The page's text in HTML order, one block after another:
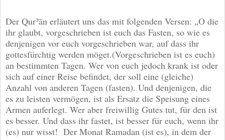
Der Qurʾān erläutert uns das mit folgenden Versen: „O die
ihr glaubt, vorgeschrieben ist euch das Fasten, so wie es
denjenigen vor euch vorgeschrieben war, auf dass ihr
gottesfürchtig werden möget.(Vorgeschrieben ist es euch)
an bestimmten Tagen. Wer von euch jedoch krank ist oder
sich auf einer Reise befindet, der soll eine (gleiche)
Anzahl von anderen Tagen (fasten). Und denjenigen, die
es zu leisten vermögen, ist als Ersatz die Speisung eines
Armen auferlegt. Wer aber freiwillig Gutes tut, für den ist
es besser. Und dass ihr fastet, ist besser für euch, wenn ihr
(es) nur wisst! Der Monat Ramadan (ist es), in dem der